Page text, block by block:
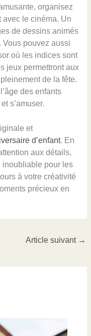
organisez
avec le cinéma. Un
de dessins animés
Vous pouvez aussi
où les indices sont
jeux permettront aux
de la fête.
des enfants
s’amuser.
et
d’enfant. En
aux détails,
inoubliable pour les
à votre créativité
précieux en
Article suivant →